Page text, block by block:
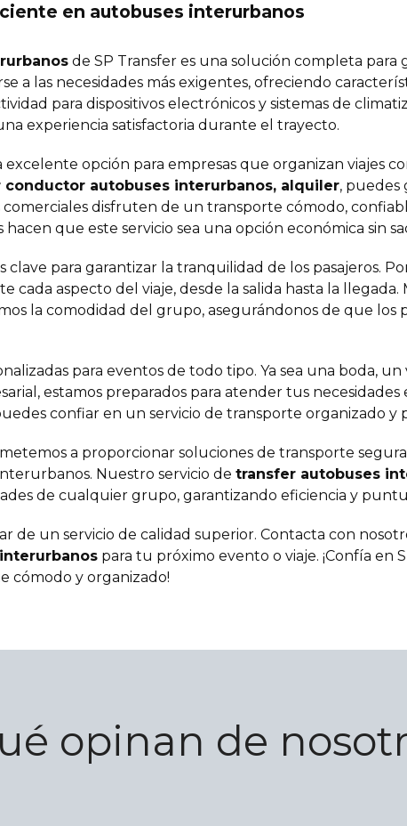
en autobuses interurbanos
de SP Transfer es una solución completa para
a las necesidades más exigentes, ofreciendo
para dispositivos electrónicos y sistemas de
experiencia satisfactoria durante el trayecto.
excelente opción para empresas que organizan viajes
autobuses interurbanos, alquiler, puedes
comerciales disfruten de un transporte cómodo,
que este servicio sea una opción económica sin
clave para garantizar la tranquilidad de los pasajeros.
cada aspecto del viaje, desde la salida hasta la
la comodidad del grupo, asegurándonos de que los
para eventos de todo tipo. Ya sea una boda,
estamos preparados para atender tus necesidades
confiar en un servicio de transporte organizado y
a proporcionar soluciones de transporte
Nuestro servicio de transfer autobuses
de cualquier grupo, garantizando eficiencia y
de un servicio de calidad superior. Contacta con
para tu próximo evento o viaje. ¡Confía en
cómodo y organizado!
opinan de